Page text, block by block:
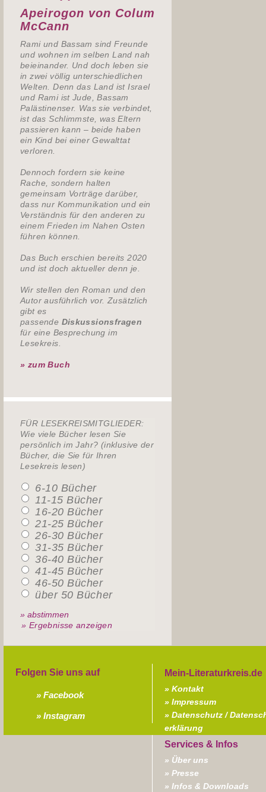
Apeirogon von Colum
McCann
Rami und Bassam sind Freunde
und wohnen im selben Land nah
beieinander. Und doch leben sie
in zwei völlig unterschiedlichen
Welten. Denn das Land ist Israel
und Rami ist Jude, Bassam
Palästinenser. Was sie verbindet,
ist das Schlimmste, was Eltern
passieren kann – beide haben
ein Kind bei einer Gewalttat
verloren.
Dennoch fordern sie keine
Rache, sondern halten
gemeinsam Vorträge darüber,
dass nur Kommunikation und ein
Verständnis für den anderen zu
einem Frieden im Nahen Osten
führen können.
Das Buch erschien bereits 2020
und ist doch aktueller denn je.
Wir stellen den Roman und den
Autor ausführlich vor. Zusätzlich
gibt es
passende Diskussionsfragen
für eine Besprechung im
Lesekreis.
» zum Buch
FÜR LESEKREISMITGLIEDER:
Wie viele Bücher lesen Sie
persönlich im Jahr? (inklusive der
Bücher, die Sie für Ihren
Lesekreis lesen)
6-10 Bücher
11-15 Bücher
16-20 Bücher
21-25 Bücher
26-30 Bücher
31-35 Bücher
36-40 Bücher
41-45 Bücher
46-50 Bücher
über 50 Bücher
» Ergebnisse anzeigen
Kontakt
Impressum
Datenschutz /
erklärung
Über uns
Presse
Infos & Downloads
Folgen Sie uns auf
Facebook
Instagram